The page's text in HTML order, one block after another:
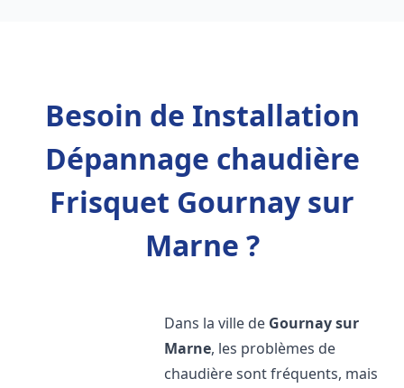
Besoin de Installation
Dépannage chaudière
Frisquet Gournay sur
Marne ?
Dans la ville de Gournay sur
Marne, les problèmes de
chaudière sont fréquents, mais